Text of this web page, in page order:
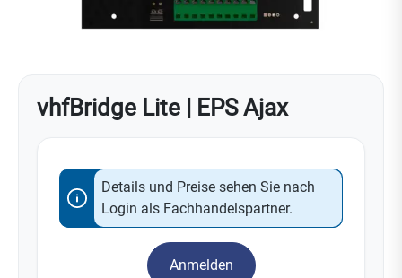
vhfBridge Lite | EPS Ajax
Details und Preise sehen Sie nach
Login als Fachhandelspartner.
Anmelden